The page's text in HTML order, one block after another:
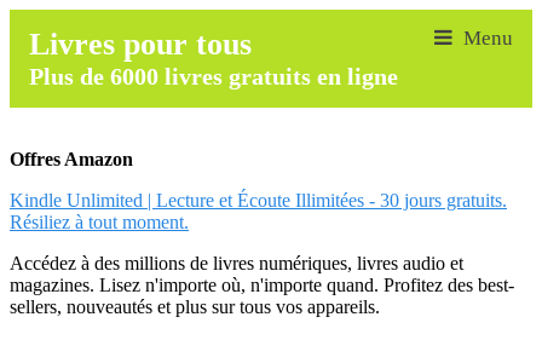
Livres pour tous
Plus de 6000 livres gratuits en ligne
Offres Amazon
Kindle Unlimited | Lecture et Écoute Illimitées - 30 jours gratuits.
Résiliez à tout moment.
Accédez à des millions de livres numériques, livres audio et
magazines. Lisez n'importe où, n'importe quand. Profitez des best-
sellers, nouveautés et plus sur tous vos appareils.